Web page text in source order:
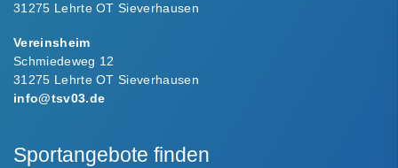
31275 Lehrte OT Sieverhausen
Vereinsheim
Schmiedeweg 12
31275 Lehrte OT Sieverhausen
info@tsv03.de
Sportangebote finden